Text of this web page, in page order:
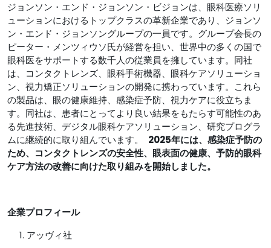
ジョンソン・エンド・ジョンソン・ビジョンは、眼科医療ソリ
ューションにおけるトップクラスの革新企業であり、ジョンソ
ン・エンド・ジョンソングループの一員です。グループ会長の
ピーター・メンツィウソ氏が経営を担い、世界中の多くの国で
眼科医をサポートする数千人の従業員を擁しています。同社
は、コンタクトレンズ、眼科手術機器、眼科ケアソリューショ
ン、視力矯正ソリューションの開発に携わっています。これら
の製品は、眼の健康維持、感染症予防、視力ケアに役立ちま
す。同社は、患者にとってより良い結果をもたらす可能性のあ
る先進技術、デジタル眼科ケアソリューション、研究プログラ
ムに継続的に取り組んでいます。 2025年には、感染症予防の
ため、コンタクトレンズの安全性、眼表面の健康、予防的眼科
ケア方法の改善に向けた取り組みを開始しました。
企業プロフィール
アッヴィ社